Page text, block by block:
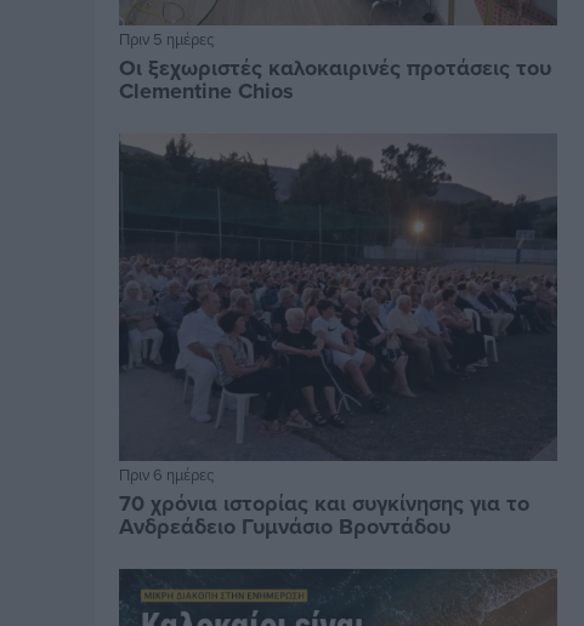
Πριν 5 ημέρες
Οι ξεχωριστές καλοκαιρινές προτάσεις του
Clementine Chios
Πριν 6 ημέρες
70 χρόνια ιστορίας και συγκίνησης για το
Ανδρεάδειο Γυμνάσιο Βροντάδου